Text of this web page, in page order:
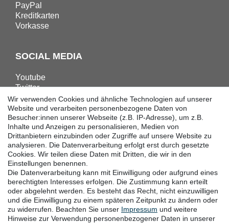
PayPal
Kreditkarten
Vorkasse
SOCIAL MEDIA
Youtube
Twitter
Linkedin
Facebook
Instagram
DOWNLOADS
Kataloge
Technik
Zertifikate
Studien
Promotion
Wir verwenden Cookies und ähnliche Technologien auf unserer
Website und verarbeiten personenbezogene Daten von
Besucher:innen unserer Webseite (z.B. IP-Adresse), um z.B.
Inhalte und Anzeigen zu personalisieren, Medien von
Drittanbietern einzubinden oder Zugriffe auf unsere Website zu
analysieren. Die Datenverarbeitung erfolgt erst durch gesetzte
Cookies. Wir teilen diese Daten mit Dritten, die wir in den
Einstellungen benennen.
Die Datenverarbeitung kann mit Einwilligung oder aufgrund eines
berechtigten Interesses erfolgen. Die Zustimmung kann erteilt
oder abgelehnt werden. Es besteht das Recht, nicht einzuwilligen
und die Einwilligung zu einem späteren Zeitpunkt zu ändern oder
zu widerrufen. Beachten Sie unser Impressum und weitere
Hinweise zur Verwendung personenbezogener Daten in unserer